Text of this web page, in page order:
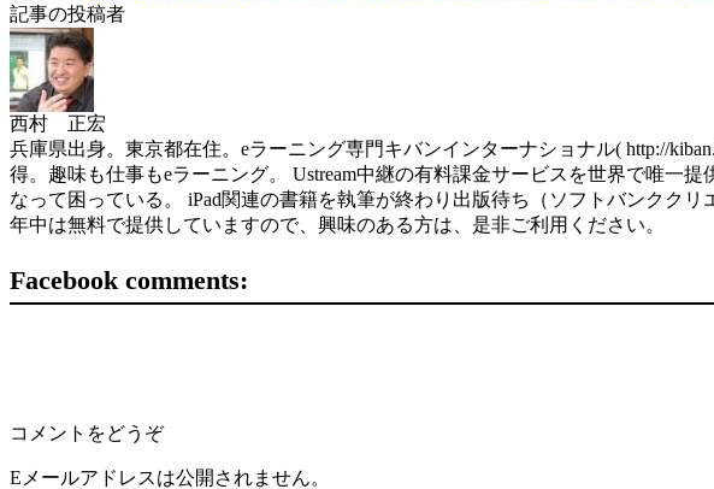
記事の投稿者
西村 正宏
兵庫県出身。東京都在住。eラーニング専門キバンインターナショナル( http://
得。趣味も仕事もeラーニング。 Ustream中継の有料課金サービスを世界で唯一
なって困っている。 iPad関連の書籍を執筆が終わり出版待ち（ソフトバンククリ
年中は無料で提供していますので、興味のある方は、是非ご利用ください。
Facebook comments:
コメントをどうぞ
Eメールアドレスは公開されません。